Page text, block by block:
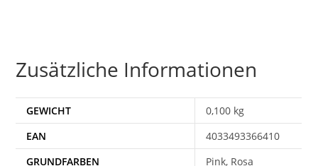
Zusätzliche Informationen
GEWICHT
0,100 kg
EAN
4033493366410
Pink, Rosa